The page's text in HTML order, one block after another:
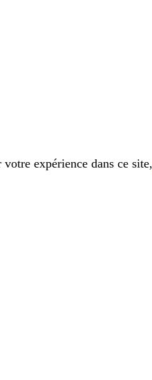
expérience dans ce site,